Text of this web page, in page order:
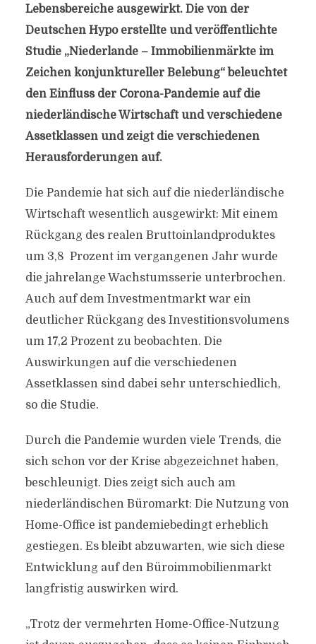
Lebensbereiche ausgewirkt. Die von der
Deutschen Hypo erstellte und veröffentlichte
Studie „Niederlande – Immobilienmärkte im
Zeichen konjunktureller Belebung“ beleuchtet
den Einfluss der Corona-Pandemie auf die
niederländische Wirtschaft und verschiedene
Assetklassen und zeigt die verschiedenen
Herausforderungen auf.
Die Pandemie hat sich auf die niederländische
Wirtschaft wesentlich ausgewirkt: Mit einem
Rückgang des realen Bruttoinlandproduktes
um 3,8 Prozent im vergangenen Jahr wurde
die jahrelange Wachstumsserie unterbrochen.
Auch auf dem Investmentmarkt war ein
deutlicher Rückgang des Investitionsvolumens
um 17,2 Prozent zu beobachten. Die
Auswirkungen auf die verschiedenen
Assetklassen sind dabei sehr unterschiedlich,
so die Studie.
Durch die Pandemie wurden viele Trends, die
sich schon vor der Krise abgezeichnet haben,
beschleunigt. Dies zeigt sich auch am
niederländischen Büromarkt: Die Nutzung von
Home-Office ist pandemiebedingt erheblich
gestiegen. Es bleibt abzuwarten, wie sich diese
Entwicklung auf den Büroimmobilienmarkt
langfristig auswirken wird.
„Trotz der vermehrten Home-Office-Nutzung